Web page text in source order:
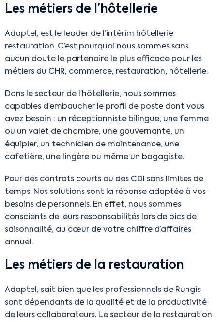
Les métiers de l’hôtellerie
Adaptel, est le leader de l’intérim hôtellerie
restauration. C’est pourquoi nous sommes sans
aucun doute le partenaire le plus efficace pour les
métiers du CHR, commerce, restauration, hôtellerie.
Dans le secteur de l’hôtellerie, nous sommes
capables d’embaucher le profil de poste dont vous
avez besoin : un réceptionniste bilingue, une femme
ou un valet de chambre, une gouvernante, un
équipier, un technicien de maintenance, une
cafetière, une lingère ou même un bagagiste.
Pour des contrats courts ou des CDI sans limites de
temps. Nos solutions sont la réponse adaptée à vos
besoins de personnels. En effet, nous sommes
conscients de leurs responsabilités lors de pics de
saisonnalité, au cœur de votre chiffre d’affaires
annuel.
Les métiers de la restauration
Adaptel, sait bien que les professionnels de Rungis
sont dépendants de la qualité et de la productivité
de leurs collaborateurs. Le secteur de la restauration